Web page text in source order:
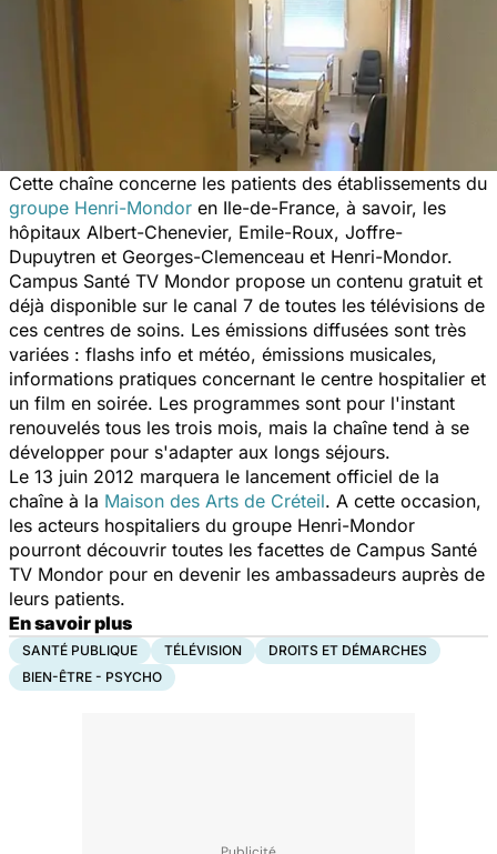
Cette chaîne concerne les patients des établissements du
groupe Henri-Mondor en Ile-de-France, à savoir, les
hôpitaux Albert-Chenevier, Emile-Roux, Joffre-
Dupuytren et Georges-Clemenceau et Henri-Mondor.
Campus Santé TV Mondor propose un contenu gratuit et
déjà disponible sur le canal 7 de toutes les télévisions de
ces centres de soins. Les émissions diffusées sont très
variées : flashs info et météo, émissions musicales,
informations pratiques concernant le centre hospitalier et
un film en soirée. Les programmes sont pour l'instant
renouvelés tous les trois mois, mais la chaîne tend à se
développer pour s'adapter aux longs séjours.
Le 13 juin 2012 marquera le lancement officiel de la
chaîne à la Maison des Arts de Créteil. A cette occasion,
les acteurs hospitaliers du groupe Henri-Mondor
pourront découvrir toutes les facettes de Campus Santé
TV Mondor pour en devenir les ambassadeurs auprès de
leurs patients.
En savoir plus
SANTÉ PUBLIQUE TÉLÉVISION
DROITS ET DÉMARCHES
BIEN-ÊTRE - PSYCHO